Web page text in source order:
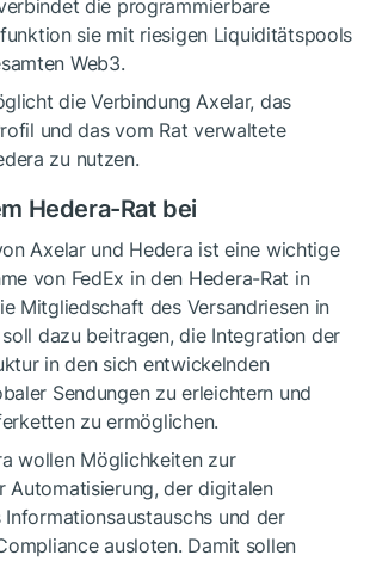
die programmierbare
sie mit riesigen Liquiditätspools
Web3.
die Verbindung Axelar, das
und das vom Rat verwaltete
zu nutzen.
Hedera-Rat bei
Axelar und Hedera ist eine wichtige
von FedEx in den Hedera-Rat in
Mitgliedschaft des Versandriesen in
dazu beitragen, die Integration der
in den sich entwickelnden
Sendungen zu erleichtern und
zu ermöglichen.
wollen Möglichkeiten zur
Automatisierung, der digitalen
Informationsaustauschs und der
ausloten. Damit sollen